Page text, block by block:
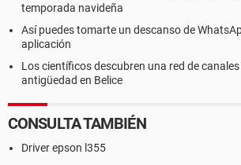
ATAPI ZIP, LS-120
Funciones disponibles Flash BIOS,
Boot, EDD, BBS
Standards soportados DMI, APM, ACPI,
Posibilidades de expansión ISA, PCI, USB
Propiedades del Sistema:
temporada navideña
Así puedes tomarte un descanso de
aplicación
Los científicos descubren una red de
antigüedad en Belice
CONSULTA TAMBIÉN
Driver epson l355